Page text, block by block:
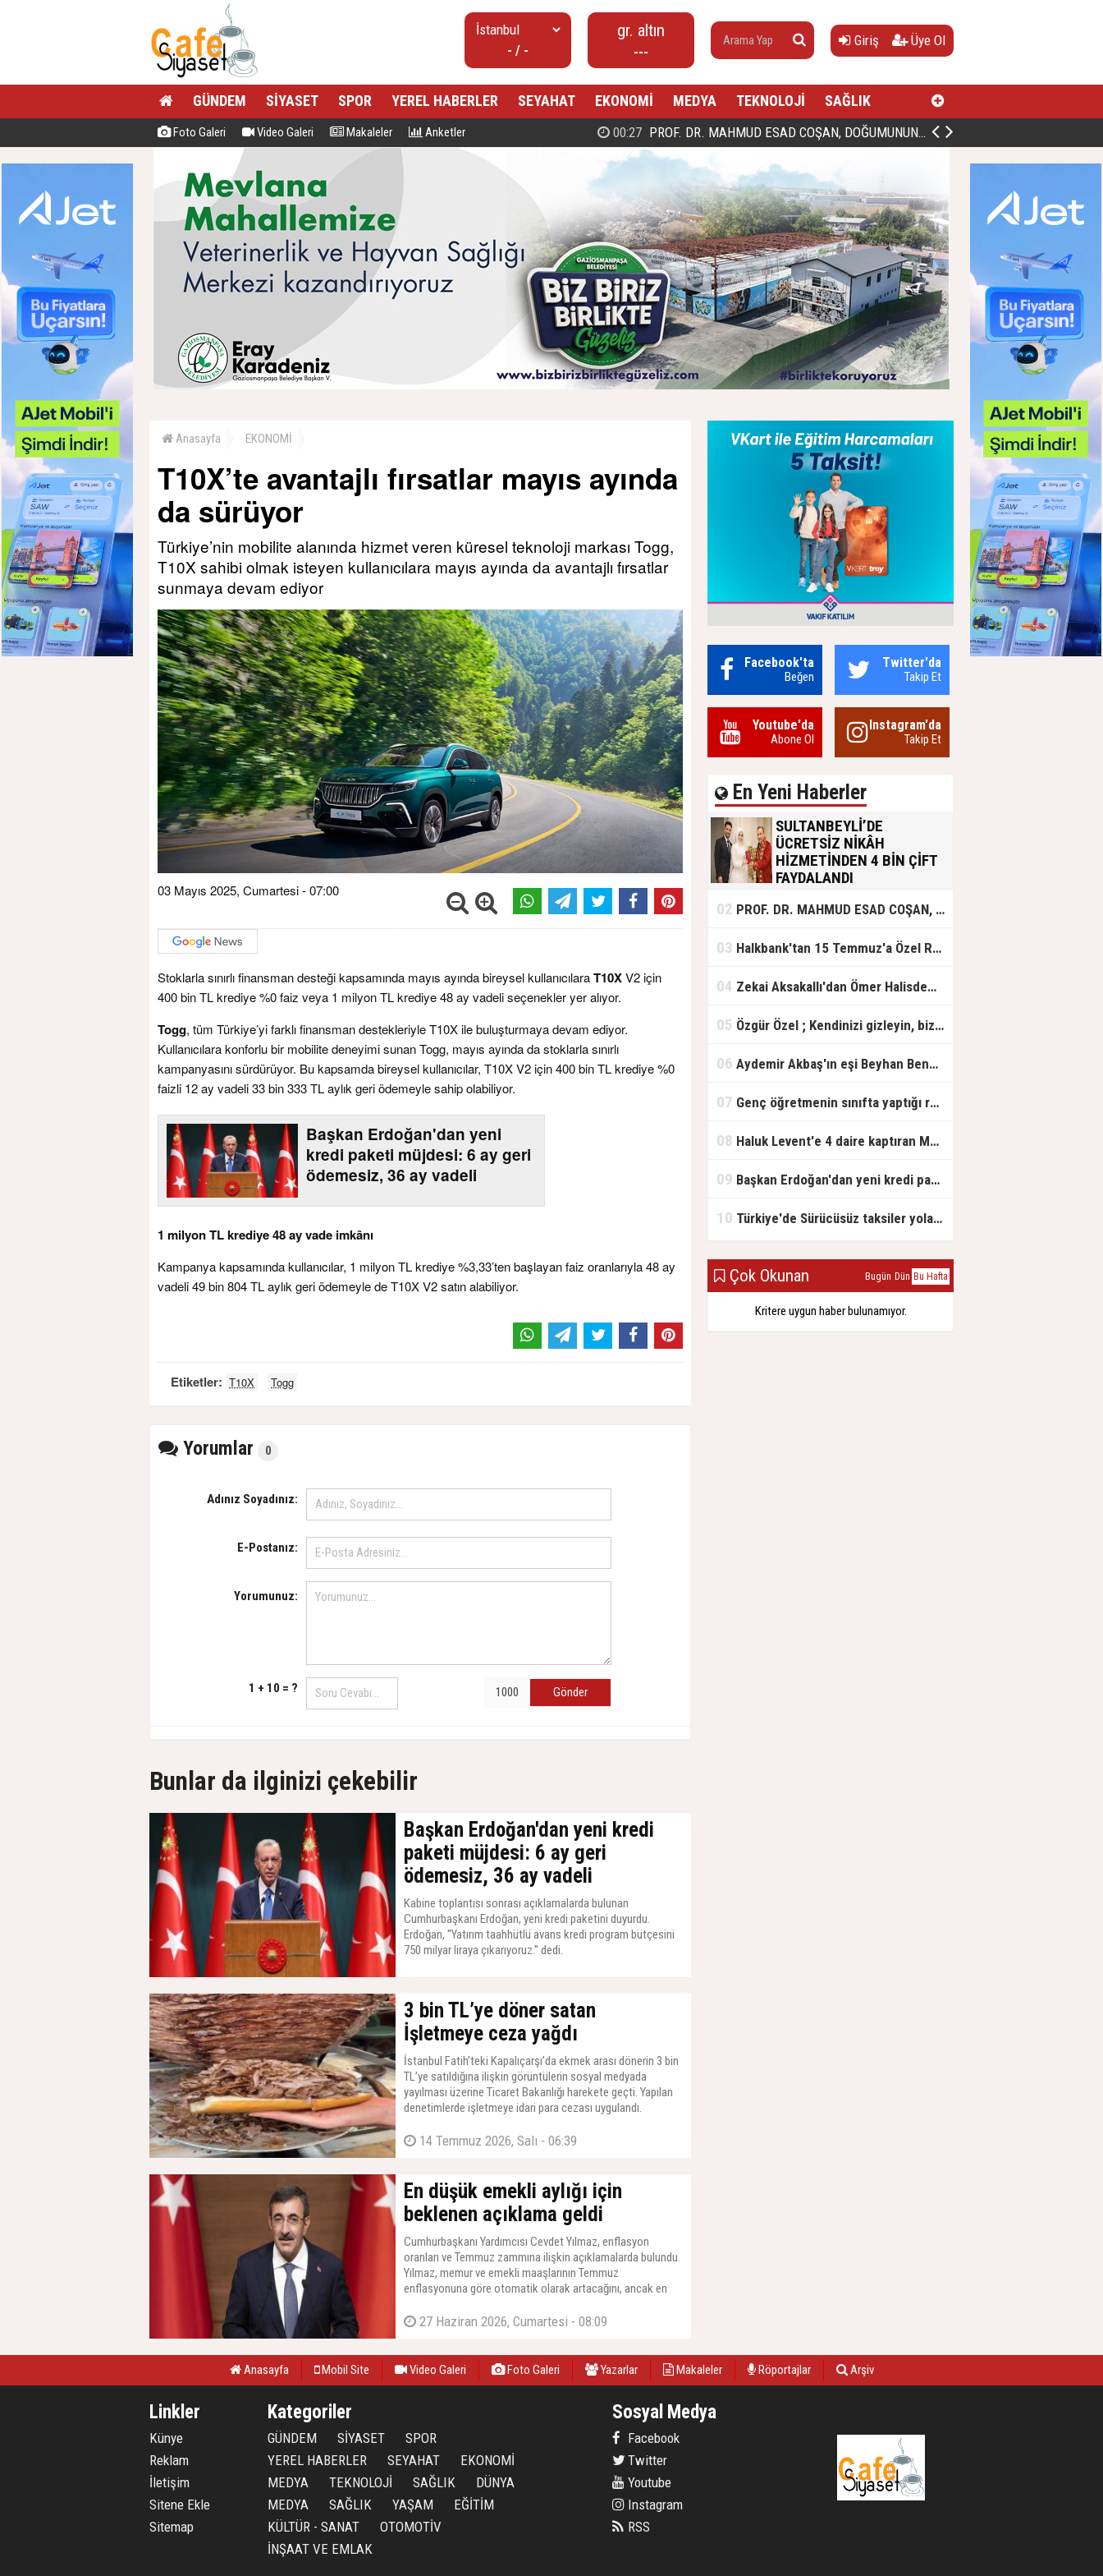
- / -
gr. altın
---
Giriş Üye Ol
GÜNDEM SİYASET SPOR YEREL HABERLER SEYAHAT EKONOMİ MEDYA TEKNOLOJİ SAĞLIK
Foto Galeri Video Galeri Makaleler Anketler 00:27 PROF. DR. MAHMUD ESAD COŞAN, DOĞUMUNUN HİCRÎ 91. YILINDA ELAZIĞ'DA YÂD EDİLECEK
Anasayfa EKONOMİ
T10X’te avantajlı fırsatlar mayıs ayında
da sürüyor
Türkiye’nin mobilite alanında hizmet veren küresel teknoloji markası Togg,
T10X sahibi olmak isteyen kullanıcılara mayıs ayında da avantajlı fırsatlar
sunmaya devam ediyor
03 Mayıs 2025, Cumartesi - 07:00
Stoklarla sınırlı finansman desteği kapsamında mayıs ayında bireysel kullanıcılaraT10XV2 için
400 bin TL krediye %0 faiz veya 1 milyon TL krediye 48 ay vadeli seçenekler yer alıyor.
Togg, tüm Türkiye’yi farklı finansman destekleriyle T10X ile buluşturmaya devam ediyor.
Kullanıcılara konforlu bir mobilite deneyimi sunan Togg, mayıs ayında da stoklarla sınırlı
kampanyasını sürdürüyor. Bu kapsamda bireysel kullanıcılar, T10X V2 için 400 bin TL krediye %0
faizli 12 ay vadeli 33 bin 333 TL aylık geri ödemeyle sahip olabiliyor.
Başkan Erdoğan'dan yeni
kredi paketi müjdesi: 6 ay geri
ödemesiz, 36 ay vadeli
1 milyon TL krediye 48 ay vade imkânı
Kampanya kapsamında kullanıcılar, 1 milyon TL krediye %3,33’ten başlayan faiz oranlarıyla 48 ay
vadeli 49 bin 804 TL aylık geri ödemeyle de T10X V2 satın alabiliyor.
Etiketler: T10X Togg
Yorumlar 0
Adınız Soyadınız:
E-Postanız:
Yorumunuz:
1 + 10 = ? Gönder
Bunlar da ilginizi çekebilir
Başkan Erdoğan'dan yeni kredi
paketi müjdesi: 6 ay geri
ödemesiz, 36 ay vadeli
Kabine toplantısı sonrası açıklamalarda bulunan
Cumhurbaşkanı Erdoğan, yeni kredi paketini duyurdu.
Erdoğan, ''Yatırım taahhütlü avans kredi program bütçesini
750 milyar liraya çıkarıyoruz.'' dedi.
3 bin TL’ye döner satan
İşletmeye ceza yağdı
İstanbul Fatih’teki Kapalıçarşı’da ekmek arası dönerin 3 bin
TL’ye satıldığına ilişkin görüntülerin sosyal medyada
yayılması üzerine Ticaret Bakanlığı harekete geçti. Yapılan
denetimlerde işletmeye idari para cezası uygulandı.
14 Temmuz 2026, Salı - 06:39
En düşük emekli aylığı için
beklenen açıklama geldi
Cumhurbaşkanı Yardımcısı Cevdet Yılmaz, enflasyon
oranları ve Temmuz zammına ilişkin açıklamalarda bulundu.
Yılmaz, memur ve emekli maaşlarının Temmuz
enflasyonuna göre otomatik olarak artacağını, ancak en
bir kanun çıkarılması gerektiğini duyurdu. Yılmaz, ''O konuda
27 Haziran 2026, Cumartesi - 08:09
Facebook'ta
Beğen
Twitter'da
Takip Et
Youtube'da
Abone Ol
Instagram'da
Takip Et
En Yeni Haberler
SULTANBEYLİ’DE
ÜCRETSİZ NİKÂH
HİZMETİNDEN 4 BİN ÇİFT
FAYDALANDI
olan gençlere destek amacıyla
başlattığı ücretsiz nikâh hizmetini
başlattıklarını belirten Sultanbeyli
ücretsiz hizmet vermenin
02 PROF. DR. MAHMUD ESAD COŞAN, DOĞUMUNUN HİCRÎ 91. YILINDA ELAZIĞ'DA YÂD EDİLECEK
03 Halkbank'tan 15 Temmuz'a Özel Reklam Filmi: "İrade Bizim, Zafer Bizim"
04 Zekai Aksakallı'dan Ömer Halisdemir'e 'vefa' ziyareti!
05 Özgür Özel ; Kendinizi gizleyin, bizden işaret bekleyin
06 Aydemir Akbaş'ın eşi Beyhan Benek Akbaş hayatını kaybetti
07 Genç öğretmenin sınıfta yaptığı rezil paylaşım
08 Haluk Levent'e 4 daire kaptıran Müteahhit soluğu savcılıkta aldı
09 Başkan Erdoğan'dan yeni kredi paketi müjdesi: 6 ay geri ödemesiz, 36 ay vadeli
10 Türkiye'de Sürücüsüz taksiler yola çıkmaya hazırlanıyor
Çok Okunan Bugün Dün Bu Hafta
Kritere uygun haber bulunamıyor.
Anasayfa Mobil Site Video Galeri Foto Galeri Yazarlar Makaleler Röportajlar Arşiv
Linkler
Künye
Reklam
İletişim
Sitene Ekle
Sitemap
Kategoriler
GÜNDEM SİYASET
SPOR
YEREL HABERLER
SEYAHAT
EKONOMİ
MEDYA
TEKNOLOJİ SAĞLIK
DÜNYA
MEDYA
SAĞLIK YAŞAM
EĞİTİM
KÜLTÜR - SANAT
OTOMOTİV
İNŞAAT VE EMLAK
Sosyal Medya
Facebook
Twitter
Youtube
Instagram
RSS